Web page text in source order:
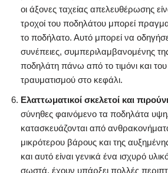
οι άξονες ταχείας απελευθέρωσης
τροχοί του ποδηλάτου μπορεί
το ποδήλατο. Αυτό μπορεί να
συνέπειες, συμπεριλαμβανομένης
ποδηλάτη πάνω από το τιμόνι και
τραυματισμού στο κεφάλι.
Ελαττωματικοί σκελετοί και
σύνηθες φαινόμενο τα ποδηλάτα
κατασκευάζονται από
μικρότερου βάρους και της
και αυτό είναι γενικά ένα ισχυρό
σωστά, έχουν υπάρξει πολλές